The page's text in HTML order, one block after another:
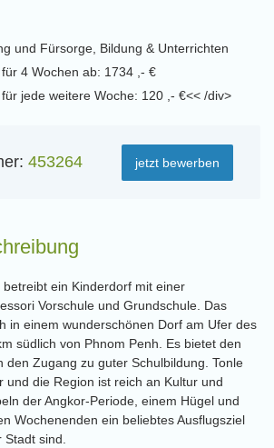
und Fürsorge, Bildung & Unterrichten
4 Wochen ab: 1734 ,- €
jede weitere Woche: 120 ,- €<< /div>
453264 jetzt bewerben
ein Kinderdorf mit einer
Vorschule und Grundschule. Das
in einem wunderschönen Dorf am Ufer des
südlich von Phnom Penh. Es bietet den
den Zugang zu guter Schulbildung. Tonle
und die Region ist reich an Kultur und
der Angkor-Periode, einem Hügel und
Wochenenden ein beliebtes Ausflugsziel
sind.